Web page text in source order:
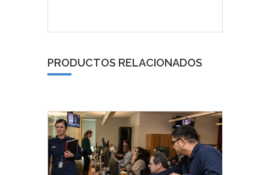
PRODUCTOS RELACIONADOS